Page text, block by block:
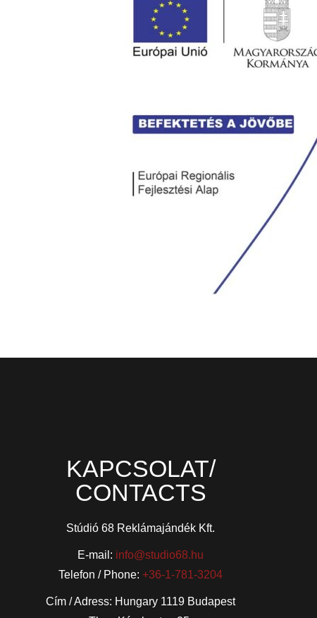
KAPCSOLAT/
CONTACTS
Stúdió 68 Reklámajándék Kft.
E-mail: info@studio68.hu
Telefon / Phone:+36-1-781-3204
Cím / Adress: Hungary 1119 Budapest